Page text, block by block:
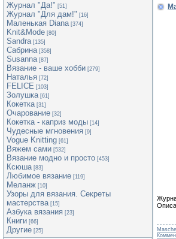
Журнал "Да!" [51]
Журнал "Для дам!" [16]
Маленькая Diana [374]
Knit&Mode [80]
Sandra [135]
Сабрина [358]
Susanna [87]
Вязание - ваше хобби [279]
Наталья [72]
FELICE [103]
Золушка [61]
Кокетка [31]
Очарование [32]
Кокетка - каприз моды [14]
Чудесные мгновения [9]
Vogue Knitting [61]
Вяжем сами [532]
Вязание модно и просто [453]
Ксюша [83]
Любимое вязание [119]
Меланж [10]
Узоры для вязания. Секреты
мастерства [15]
Азбука вязания [23]
Книги [66]
Другие [25]